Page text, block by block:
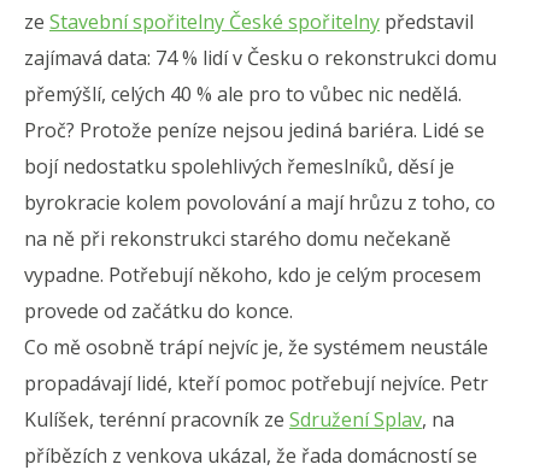
ze Stavební spořitelny České spořitelny představil
zajímavá data: 74 % lidí v Česku o rekonstrukci domu
přemýšlí, celých 40 % ale pro to vůbec nic nedělá.
Proč? Protože peníze nejsou jediná bariéra. Lidé se
bojí nedostatku spolehlivých řemeslníků, děsí je
byrokracie kolem povolování a mají hrůzu z toho, co
na ně při rekonstrukci starého domu nečekaně
vypadne. Potřebují někoho, kdo je celým procesem
provede od začátku do konce.
Co mě osobně trápí nejvíc je, že systémem neustále
propadávají lidé, kteří pomoc potřebují nejvíce. Petr
Kulíšek, terénní pracovník ze Sdružení Splav, na
příbězích z venkova ukázal, že řada domácností se